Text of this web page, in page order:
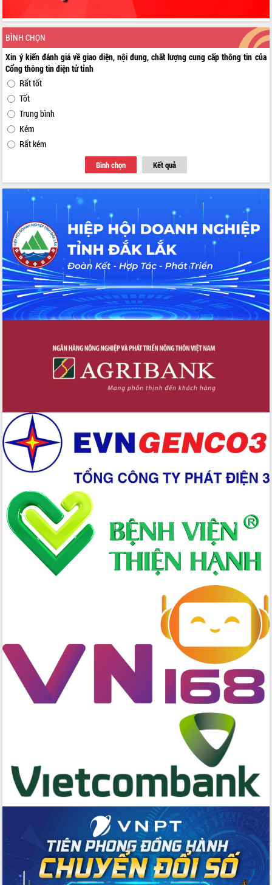
BÌNH CHỌN
Xin ý kiến đánh giá về giao diện, nội dung, chất lượng cung cấp thông tin của
Cổng thông tin điện tử tỉnh
Rất tốt
Tốt
Trung bình
Kém
Rất kém
Bình chọn Kết quả